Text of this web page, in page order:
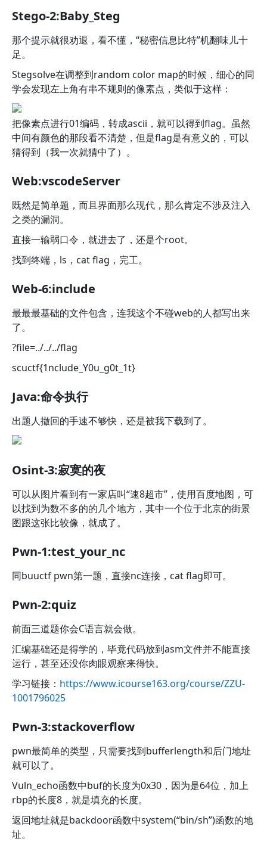
Stego-2:Baby_Steg
那个提示就很劝退，看不懂，“秘密信息比特”机翻味儿十
足。
Stegsolve在调整到random color map的时候，细心的同
学会发现左上角有串不规则的像素点，类似于这样：
把像素点进行01编码，转成ascii，就可以得到flag。虽然
中间有颜色的那段看不清楚，但是flag是有意义的，可以
猜得到（我一次就猜中了）。
Web:vscodeServer
既然是简单题，而且界面那么现代，那么肯定不涉及注入
之类的漏洞。
直接一输弱口令，就进去了，还是个root。
找到终端，ls，cat flag，完工。
Web-6:include
最最最基础的文件包含，连我这个不碰web的人都写出来
了。
?file=../../../flag
scuctf{1nclude_Y0u_g0t_1t}
Java:命令执行
出题人撤回的手速不够快，还是被我下载到了。
Osint-3:寂寞的夜
可以从图片看到有一家店叫“速8超市”，使用百度地图，可
以找到为数不多的的几个地方，其中一个位于北京的街景
图跟这张比较像，就成了。
Pwn-1:test_your_nc
同buuctf pwn第一题，直接nc连接，cat flag即可。
Pwn-2:quiz
前面三道题你会C语言就会做。
汇编基础还是得学的，毕竟代码放到asm文件并不能直接
运行，甚至还没你肉眼观察来得快。
学习链接： https://www.icourse163.org/course/ZZU-
1001796025
Pwn-3:stackoverflow
pwn最简单的类型，只需要找到bufferlength和后门地址
就可以了。
Vuln_echo函数中buf的长度为0x30，因为是64位，加上
rbp的长度8，就是填充的长度。
返回地址就是backdoor函数中system(“bin/sh”)函数的地
址。